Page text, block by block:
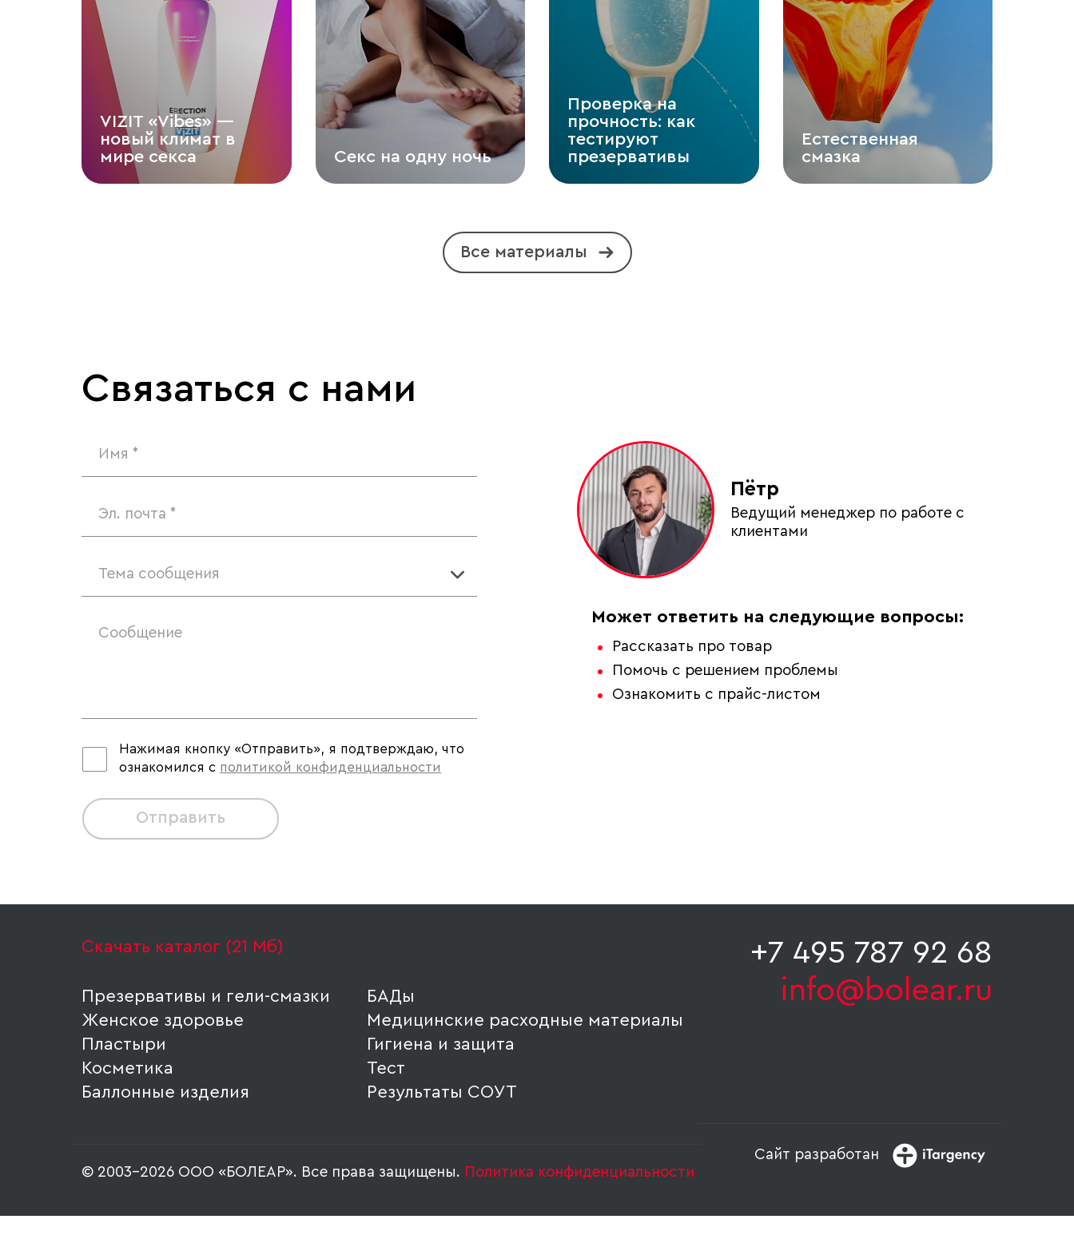
VIZIT «Vibes» —
новый климат в
мире секса
Секс на одну ночь
Проверка на
прочность: как
тестируют
презервативы
Естественная
смазка
Все материалы
Связаться с нами
Тема сообщения
Нажимая кнопку «Отправить», я подтверждаю, что
ознакомился с политикой конфиденциальности
Отправить
Пётр
Ведущий менеджер по работе с
клиентами
Может ответить на следующие вопросы:
Рассказать про товар
Помочь с решением проблемы
Ознакомить с прайс-листом
+7 495 787 92 68
info@bolear.ru
Скачать каталог (21 Мб)
Презервативы и гели-смазки
Женское здоровье
Пластыри
Косметика
Баллонные изделия
БАДы
Медицинские расходные материалы
Гигиена и защита
Тест
Результаты СОУТ
© 2003-2026 ООО «БОЛЕАР». Все права защищены. Политика конфиденциальности
Сайт разработан